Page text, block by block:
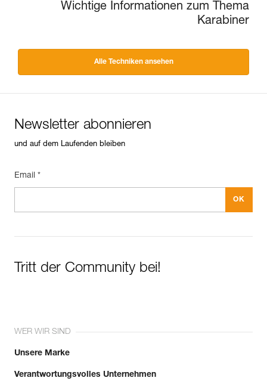
Wichtige Informationen zum Thema
Karabiner
Alle Techniken ansehen
Newsletter abonnieren
und auf dem Laufenden bleiben
Email *
Tritt der Community bei!
WER WIR SIND
Unsere Marke
Verantwortungsvolles Unternehmen